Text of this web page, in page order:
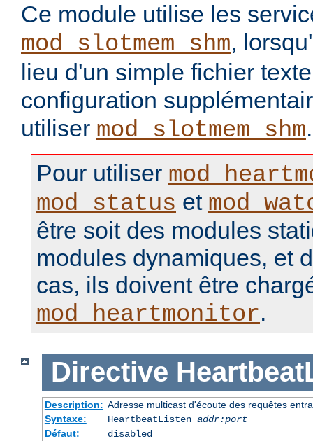
Ce module utilise les
mod_slotmem_shm,
lieu d'un simple fichier
configuration
utiliser mod_slotmem_shm.
Pour utiliser
mod_status et
être soit des modules
modules dynamiques, et
cas, ils doivent être
mod_heartmonitor.
Directive
Description: Adresse multicast d'écoute des requêtes
Syntaxe:
HeartbeatListen addr:port
Défaut:
disabled